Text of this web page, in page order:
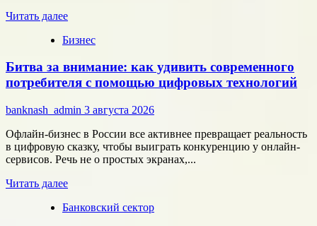
микроэлектроники
Читать далееПрочитать
о
сотрудников:
как
собрать
команду,
которая
работает
на
результат
Бизнес
Битва за внимание: как удивить современного
потребителя с помощью цифровых технологий
banknash_admin 3 августа 2026
Офлайн-бизнес в России все активнее превращает реальность
в цифровую сказку, чтобы выиграть конкуренцию у онлайн-
сервисов. Речь не о простых экранах,...
Читать далееПрочитать
о
Банковский сектор